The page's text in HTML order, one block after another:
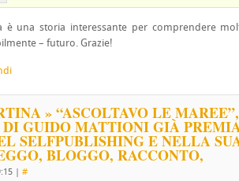
è una storia interessante per comprendere
– futuro. Grazie!
» “ASCOLTAVO LE
GUIDO MATTIONI GIÀ
SELFPUBLISHING E NELLA
BLOGGO, RACCONTO,
| #